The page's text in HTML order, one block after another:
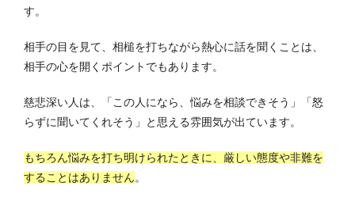
す。
相手の目を見て、相槌を打ちながら熱心に話を聞くことは、
相手の心を開くポイントでもあります。
慈悲深い人は、「この人になら、悩みを相談できそう」「怒
らずに聞いてくれそう」と思える雰囲気が出ています。
もちろん悩みを打ち明けられたときに、厳しい態度や非難を
することはありません。